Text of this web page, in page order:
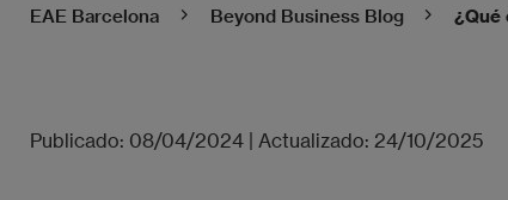
EAE Barcelona Beyond Business Blog ¿Qué
Publicado: 08/04/2024 | Actualizado: 24/10/2025